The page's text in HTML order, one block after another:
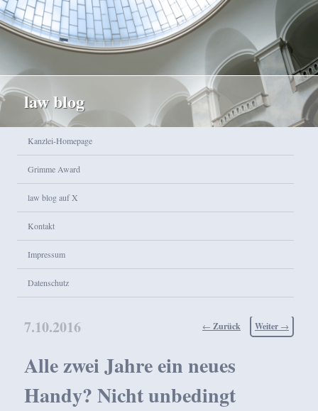
law blog
Zum Inhalt wechseln
Zum sekundären Inhalt wechseln
Kanzlei-Homepage
Grimme Award
law blog auf X
Kontakt
Impressum
Datenschutz
Beitragsnavigation
← Zurück Weiter →
Alle zwei Jahre ein neues
Handy? Nicht unbedingt
7.10.2016